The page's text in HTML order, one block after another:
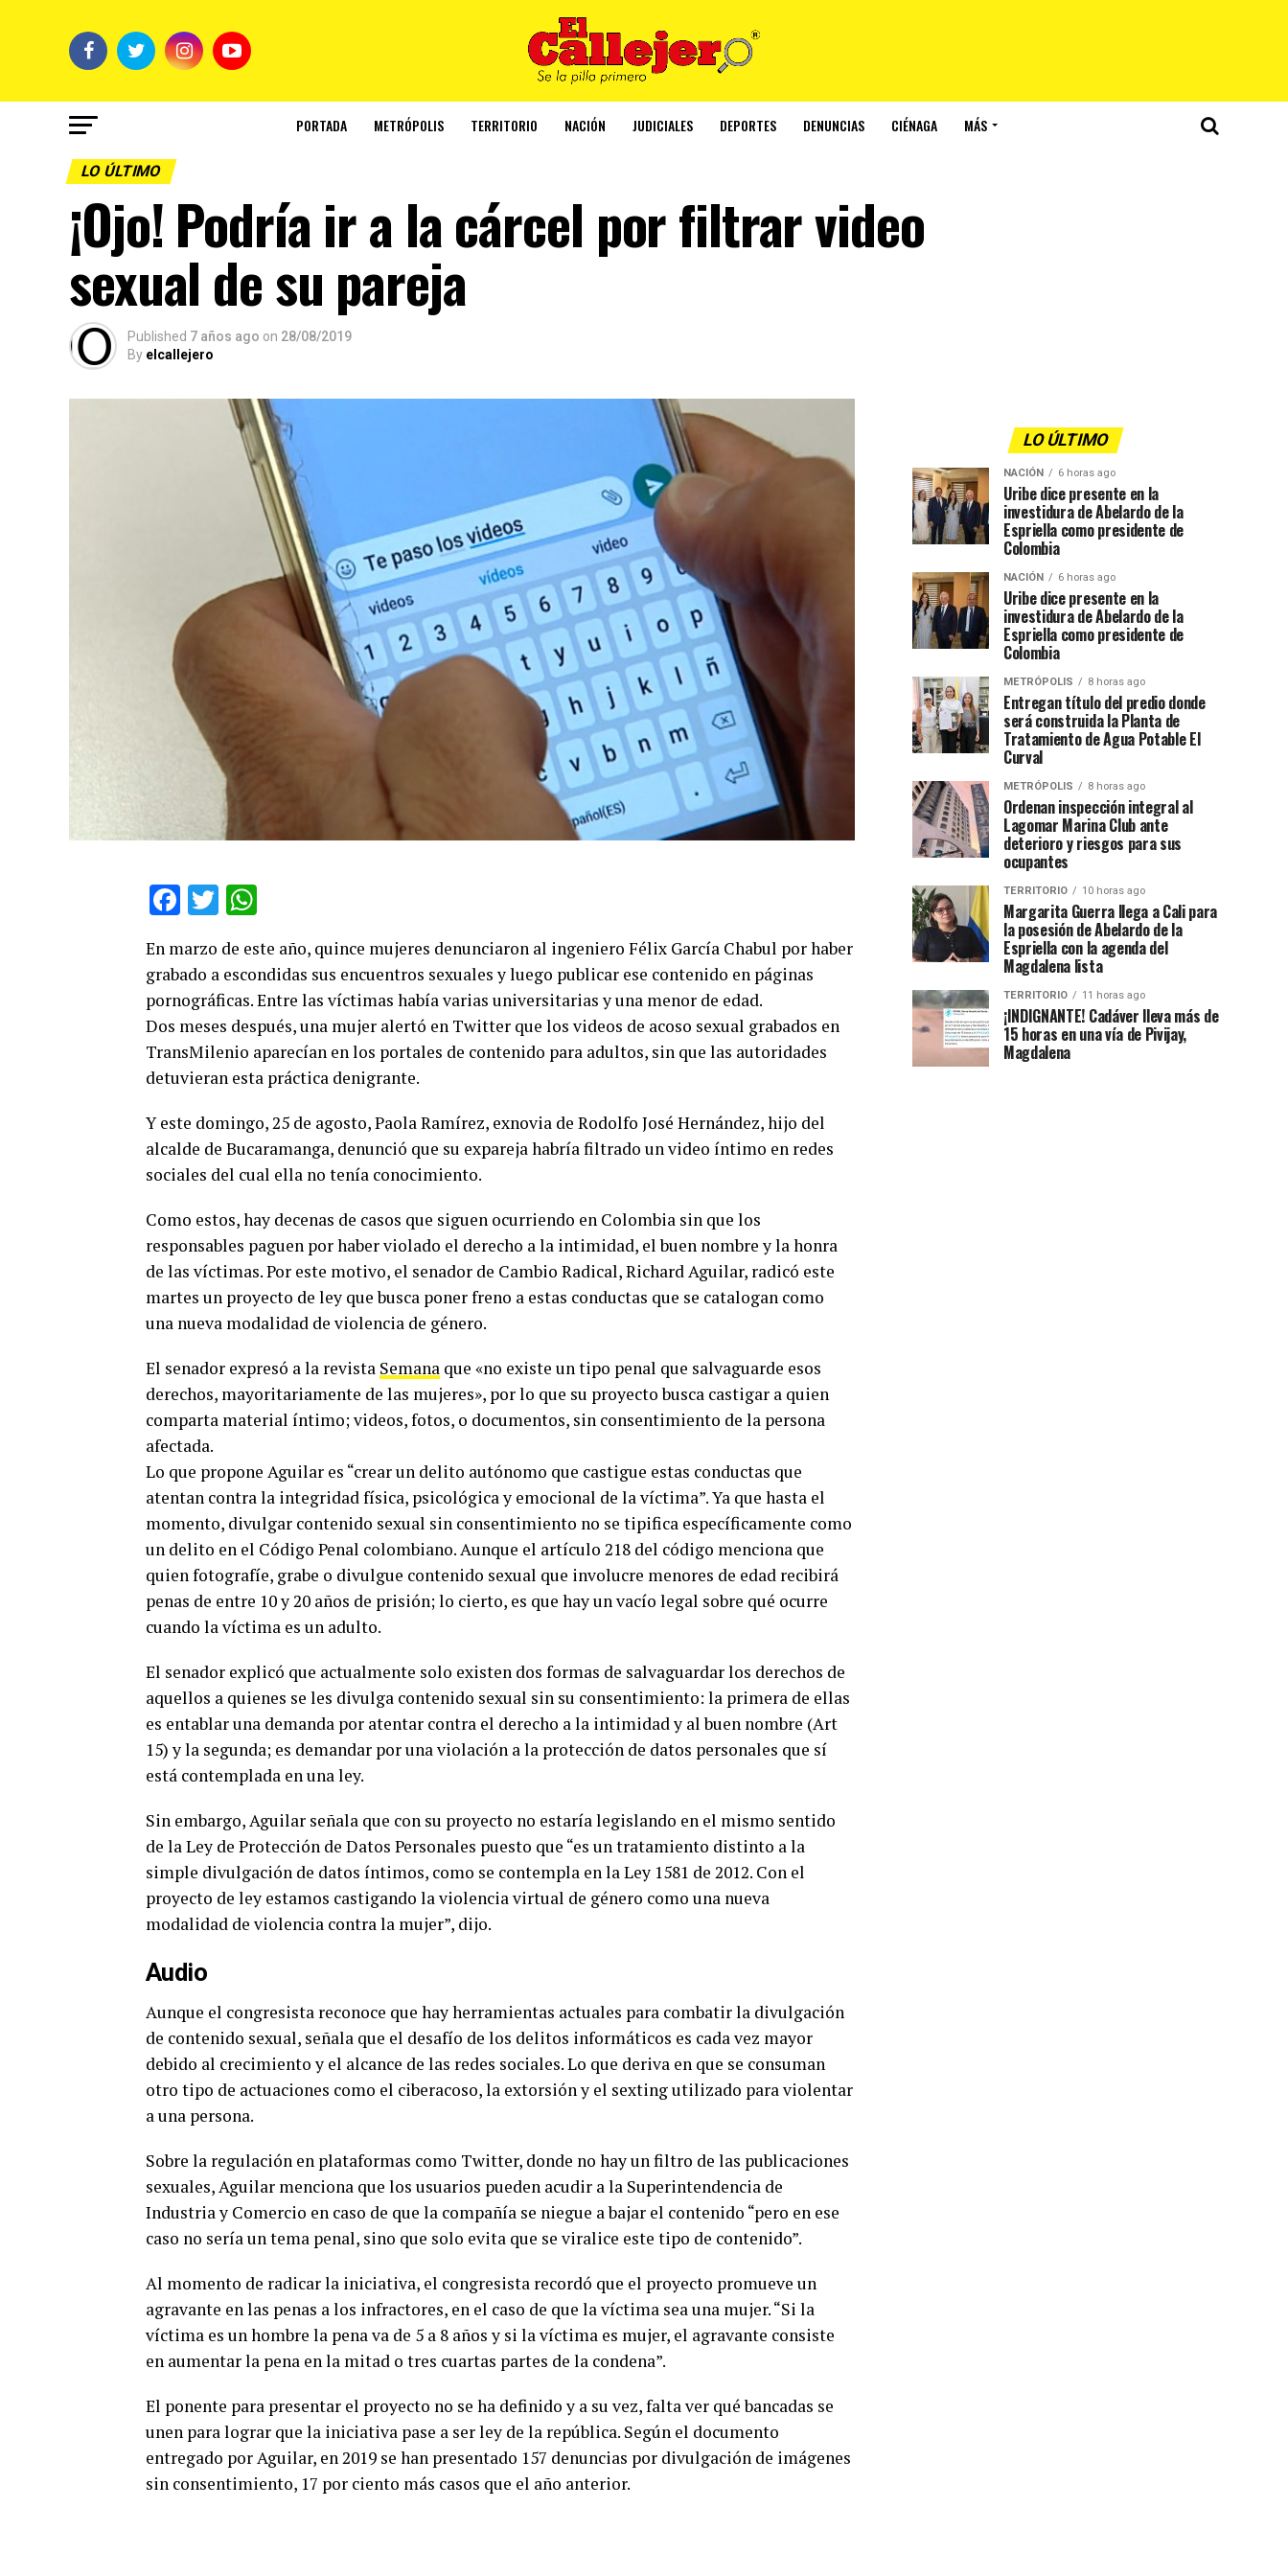
PORTADA METRÓPOLIS TERRITORIO NACIÓN JUDICIALES DEPORTES DENUNCIAS CIÉNAGA MÁS
LO ÚLTIMO
¡Ojo! Podría ir a la cárcel por filtrar video
sexual de su pareja
Published 7 años ago on 28/08/2019
By elcallejero
Facebook
Twitter
En marzo de este año, quince mujeres denunciaron al ingeniero Félix García Chabul por haber
grabado a escondidas sus encuentros sexuales y luego publicar ese contenido en páginas
pornográficas. Entre las víctimas había varias universitarias y una menor de edad.
Dos meses después, una mujer alertó en Twitter que los videos de acoso sexual grabados en
TransMilenio aparecían en los portales de contenido para adultos, sin que las autoridades
detuvieran esta práctica denigrante.
Y este domingo, 25 de agosto, Paola Ramírez, exnovia de Rodolfo José Hernández, hijo del
alcalde de Bucaramanga, denunció que su expareja habría filtrado un video íntimo en redes
sociales del cual ella no tenía conocimiento.
Como estos, hay decenas de casos que siguen ocurriendo en Colombia sin que los
responsables paguen por haber violado el derecho a la intimidad, el buen nombre y la honra
de las víctimas. Por este motivo, el senador de Cambio Radical, Richard Aguilar, radicó este
martes un proyecto de ley que busca poner freno a estas conductas que se catalogan como
una nueva modalidad de violencia de género.
El senador expresó a la revista Semana que «no existe un tipo penal que salvaguarde esos
derechos, mayoritariamente de las mujeres», por lo que su proyecto busca castigar a quien
comparta material íntimo; videos, fotos, o documentos, sin consentimiento de la persona
afectada.
Lo que propone Aguilar es “crear un delito autónomo que castigue estas conductas que
atentan contra la integridad física, psicológica y emocional de la víctima”. Ya que hasta el
momento, divulgar contenido sexual sin consentimiento no se tipifica específicamente como
un delito en el Código Penal colombiano. Aunque el artículo 218 del código menciona que
quien fotografíe, grabe o divulgue contenido sexual que involucre menores de edad recibirá
penas de entre 10 y 20 años de prisión; lo cierto, es que hay un vacío legal sobre qué ocurre
cuando la víctima es un adulto.
El senador explicó que actualmente solo existen dos formas de salvaguardar los derechos de
aquellos a quienes se les divulga contenido sexual sin su consentimiento: la primera de ellas
es entablar una demanda por atentar contra el derecho a la intimidad y al buen nombre (Art
15) y la segunda; es demandar por una violación a la protección de datos personales que sí
está contemplada en una ley.
Sin embargo, Aguilar señala que con su proyecto no estaría legislando en el mismo sentido
de la Ley de Protección de Datos Personales puesto que “es un tratamiento distinto a la
simple divulgación de datos íntimos, como se contempla en la Ley 1581 de 2012. Con el
proyecto de ley estamos castigando la violencia virtual de género como una nueva
modalidad de violencia contra la mujer”, dijo.
Audio
Aunque el congresista reconoce que hay herramientas actuales para combatir la divulgación
de contenido sexual, señala que el desafío de los delitos informáticos es cada vez mayor
debido al crecimiento y el alcance de las redes sociales. Lo que deriva en que se consuman
otro tipo de actuaciones como el ciberacoso, la extorsión y el sexting utilizado para violentar
a una persona.
Sobre la regulación en plataformas como Twitter, donde no hay un filtro de las publicaciones
sexuales, Aguilar menciona que los usuarios pueden acudir a la Superintendencia de
Industria y Comercio en caso de que la compañía se niegue a bajar el contenido “pero en ese
caso no sería un tema penal, sino que solo evita que se viralice este tipo de contenido”.
Al momento de radicar la iniciativa, el congresista recordó que el proyecto promueve un
agravante en las penas a los infractores, en el caso de que la víctima sea una mujer. “Si la
víctima es un hombre la pena va de 5 a 8 años y si la víctima es mujer, el agravante consiste
en aumentar la pena en la mitad o tres cuartas partes de la condena”.
El ponente para presentar el proyecto no se ha definido y a su vez, falta ver qué bancadas se
unen para lograr que la iniciativa pase a ser ley de la república. Según el documento
entregado por Aguilar, en 2019 se han presentado 157 denuncias por divulgación de imágenes
sin consentimiento, 17 por ciento más casos que el año anterior.
LO ÚLTIMO
NACIÓN 6 horas ago
Uribe dice presente en la
investidura de Abelardo de la
Espriella como presidente de
Colombia
NACIÓN 6 horas ago
Uribe dice presente en la
investidura de Abelardo de la
Espriella como presidente de
Colombia
METRÓPOLIS 8 horas ago
Entregan título del predio donde
será construida la Planta de
Tratamiento de Agua Potable El
Curval
METRÓPOLIS 8 horas ago
Ordenan inspección integral al
Lagomar Marina Club ante
deterioro y riesgos para sus
ocupantes
TERRITORIO 10 horas ago
Margarita Guerra llega a Cali para
la posesión de Abelardo de la
Espriella con la agenda del
Magdalena lista
TERRITORIO 11 horas ago
¡INDIGNANTE! Cadáver lleva más de
15 horas en una vía de Pivijay,
Magdalena